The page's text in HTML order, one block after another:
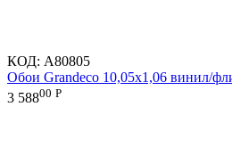
КОД: A80805
Обои Grandeco 10,05х1,06 винил/
3 58800 Р